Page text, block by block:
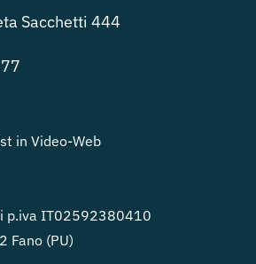
Sacchetti 444
in Video-Web
p.iva IT02592380410
Fano (PU)